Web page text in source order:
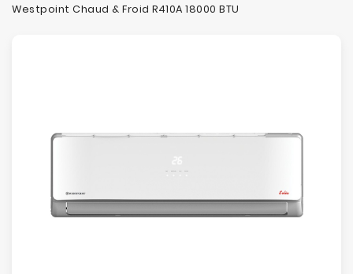
Stockage
Photos
Westpoint Chaud & Froid R410A 18000 BTU